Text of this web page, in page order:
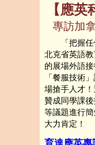
【應
專訪加
「把握任何
北克省英語
的展場外語
「餐服技術
場搶手人才
贊成同學課
等議題進行
大力肯定！